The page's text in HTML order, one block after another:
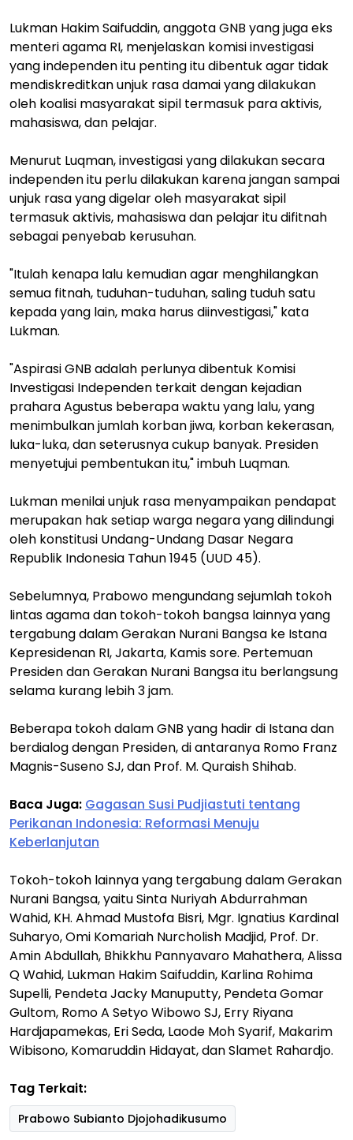
Lukman Hakim Saifuddin, anggota GNB yang juga eks
menteri agama RI, menjelaskan komisi investigasi
yang independen itu penting itu dibentuk agar tidak
mendiskreditkan unjuk rasa damai yang dilakukan
oleh koalisi masyarakat sipil termasuk para aktivis,
mahasiswa, dan pelajar.
Menurut Luqman, investigasi yang dilakukan secara
independen itu perlu dilakukan karena jangan sampai
unjuk rasa yang digelar oleh masyarakat sipil
termasuk aktivis, mahasiswa dan pelajar itu difitnah
sebagai penyebab kerusuhan.
"Itulah kenapa lalu kemudian agar menghilangkan
semua fitnah, tuduhan-tuduhan, saling tuduh satu
kepada yang lain, maka harus diinvestigasi," kata
Lukman.
"Aspirasi GNB adalah perlunya dibentuk Komisi
Investigasi Independen terkait dengan kejadian
prahara Agustus beberapa waktu yang lalu, yang
menimbulkan jumlah korban jiwa, korban kekerasan,
luka-luka, dan seterusnya cukup banyak. Presiden
menyetujui pembentukan itu," imbuh Luqman.
Lukman menilai unjuk rasa menyampaikan pendapat
merupakan hak setiap warga negara yang dilindungi
oleh konstitusi Undang-Undang Dasar Negara
Republik Indonesia Tahun 1945 (UUD 45).
Sebelumnya, Prabowo mengundang sejumlah tokoh
lintas agama dan tokoh-tokoh bangsa lainnya yang
tergabung dalam Gerakan Nurani Bangsa ke Istana
Kepresidenan RI, Jakarta, Kamis sore. Pertemuan
Presiden dan Gerakan Nurani Bangsa itu berlangsung
selama kurang lebih 3 jam.
Beberapa tokoh dalam GNB yang hadir di Istana dan
berdialog dengan Presiden, di antaranya Romo Franz
Magnis-Suseno SJ, dan Prof. M. Quraish Shihab.
Baca Juga: Gagasan Susi Pudjiastuti tentang
Perikanan Indonesia: Reformasi Menuju
Keberlanjutan
Tokoh-tokoh lainnya yang tergabung dalam Gerakan
Nurani Bangsa, yaitu Sinta Nuriyah Abdurrahman
Wahid, KH. Ahmad Mustofa Bisri, Mgr. Ignatius Kardinal
Suharyo, Omi Komariah Nurcholish Madjid, Prof. Dr.
Amin Abdullah, Bhikkhu Pannyavaro Mahathera, Alissa
Q Wahid, Lukman Hakim Saifuddin, Karlina Rohima
Supelli, Pendeta Jacky Manuputty, Pendeta Gomar
Gultom, Romo A Setyo Wibowo SJ, Erry Riyana
Hardjapamekas, Eri Seda, Laode Moh Syarif, Makarim
Wibisono, Komaruddin Hidayat, dan Slamet Rahardjo.
Tag Terkait:
Prabowo Subianto Djojohadikusumo